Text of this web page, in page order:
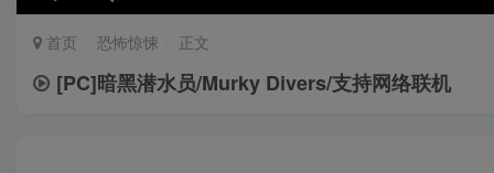
首页 恐怖惊悚 正文
[PC]暗黑潜水员/Murky Divers/支持网络联机